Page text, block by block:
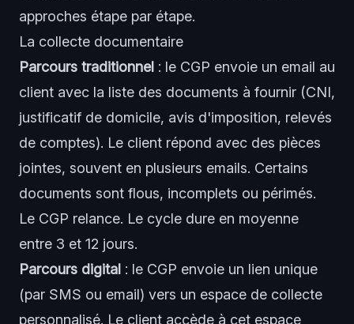
approches étape par étape.
La collecte documentaire
Parcours traditionnel : le CGP envoie un email au
client avec la liste des documents à fournir (CNI,
justificatif de domicile, avis d'imposition, relevés
de comptes). Le client répond avec des pièces
jointes, souvent en plusieurs emails. Certains
documents sont flous, incomplets ou périmés.
Le CGP relance. Le cycle dure en moyenne
entre 3 et 12 jours.
Parcours digital : le CGP envoie un lien unique
(par SMS ou email) vers un espace de collecte
personnalisé. Le client accède à cet espace